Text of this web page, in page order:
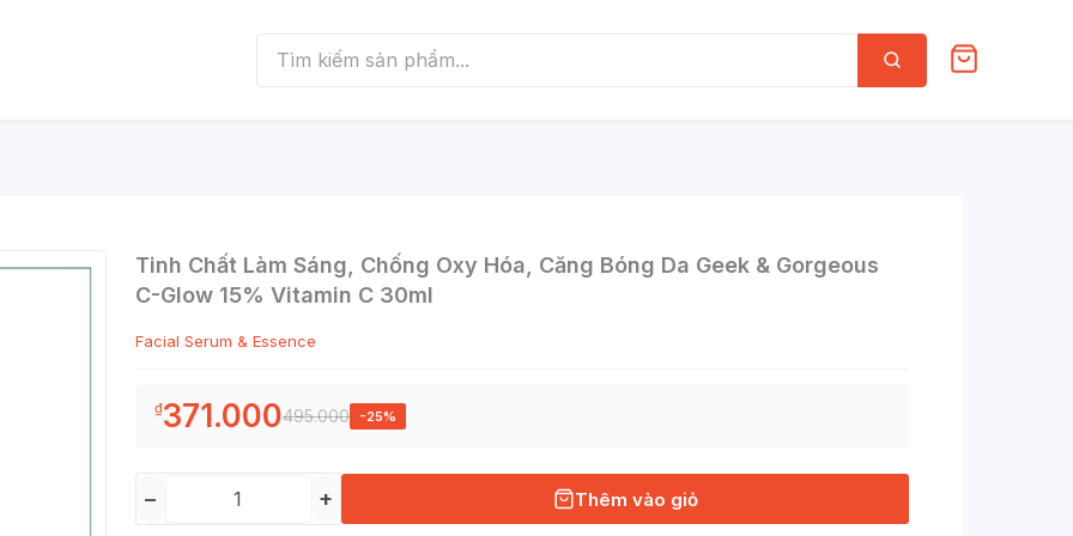
Tìm
kiếm
Tinh Chất Làm Sáng, Chống Oxy Hóa, Căng Bóng Da Geek & Gorgeous
C-Glow 15% Vitamin C 30ml
Facial Serum & Essence
₫371.000495.000 -25%
− + Thêm vào giỏ